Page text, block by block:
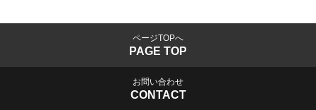
ページTOPへ
PAGE TOP
お問い合わせ
CONTACT